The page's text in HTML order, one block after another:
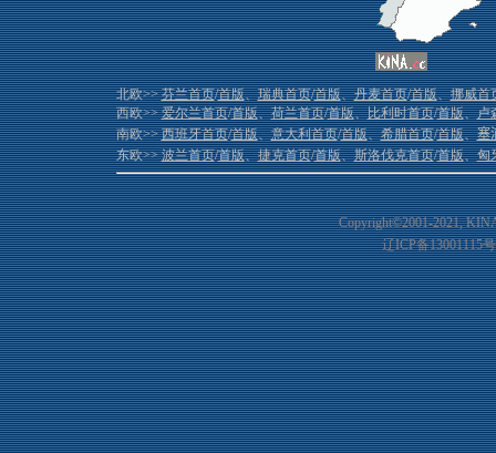
北欧>>芬兰首页/首版、瑞典首页/首版、丹麦首页/首版、挪威首
西欧>>爱尔兰首页/首版、荷兰首页/首版、比利时首页/首版、卢
南欧>>西班牙首页/首版、意大利首页/首版、希腊首页/首版、塞
东欧>>波兰首页/首版、捷克首页/首版、斯洛伐克首页/首版、匈
Copyright©2001-2021,
辽ICP备13001115